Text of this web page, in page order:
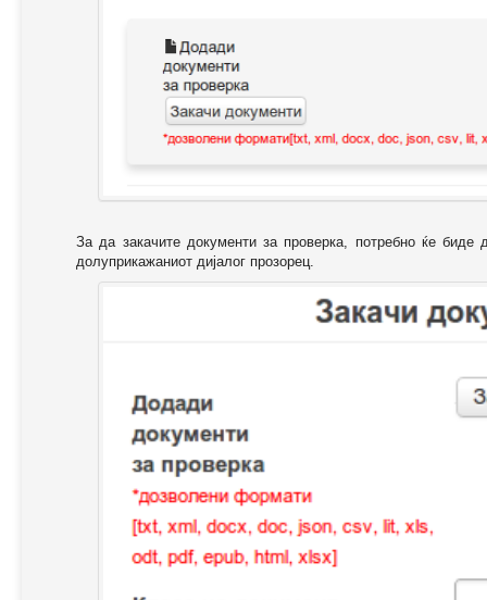
За да закачите документи за проверка, потребно ќе биде
долуприкажаниот дијалог прозорец.